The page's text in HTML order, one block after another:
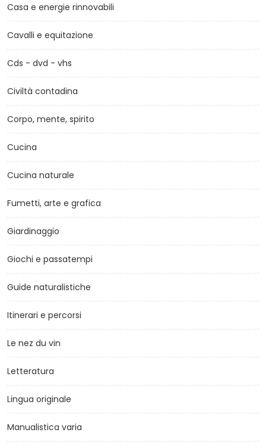
Casa e energie rinnovabili
Cavalli e equitazione
Cds - dvd - vhs
Civiltà contadina
Corpo, mente, spirito
Cucina
Cucina naturale
Fumetti, arte e grafica
Giardinaggio
Giochi e passatempi
Guide naturalistiche
Itinerari e percorsi
Le nez du vin
Letteratura
Lingua originale
Manualistica varia